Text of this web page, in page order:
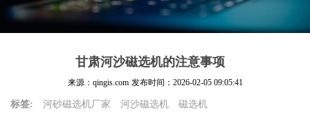
甘肃河沙磁选机的注意事项
来源：qingis.com 发布时间： 2026-02-05 09:05:41
标签: 河砂磁选机厂家 河沙磁选机 磁选机